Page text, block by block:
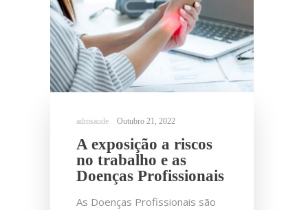
Outubro 21, 2022
A exposição a riscos
no trabalho e as
Doenças Profissionais
As Doenças Profissionais são